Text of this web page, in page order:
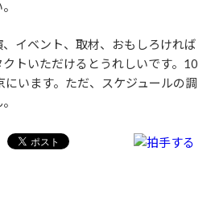
イベント、取材、おもしろければ
トいただけるとうれしいです。10
います。ただ、スケジュールの調